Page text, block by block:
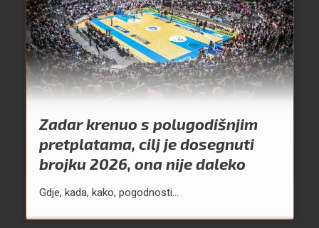
Zadar krenuo s polugodišnjim
pretplatama, cilj je dosegnuti
brojku 2026, ona nije daleko
Gdje, kada, kako, pogodnosti...